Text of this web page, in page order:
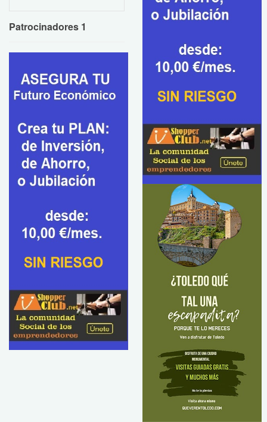
Patrocinadores 1